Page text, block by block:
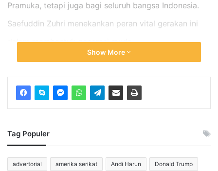
Pramuka, tetapi juga bagi seluruh bangsa Indonesia.
Saefuddin Zuhri menekankan peran vital gerakan ini
dalam membentuk generasi muda.
yang berakhlak mulia, disiplin, mandiri, dan cinta tanah
Ia menegaskan bahwa Pramuka berfungsi sebagai
lembaga pendidikan nonformal yang sangat efektif
dalam menanamkan nilai-nilai luhur dan semangat
Show More
Tag Populer
advertorial amerika serikat Andi Harun Donald Trump